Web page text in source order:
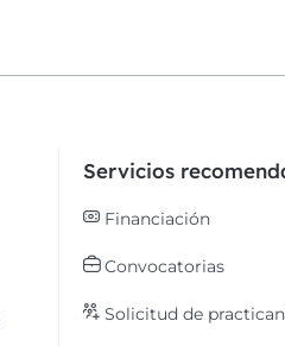
Servicios
Financiación
Convocatorias
Solicitud de